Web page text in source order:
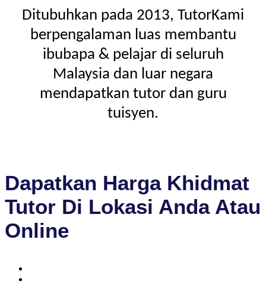
Ditubuhkan pada 2013, TutorKami
berpengalaman luas membantu
ibubapa & pelajar di seluruh
Malaysia dan luar negara
mendapatkan tutor dan guru
tuisyen.
Dapatkan Harga Khidmat
Tutor Di Lokasi Anda Atau
Online